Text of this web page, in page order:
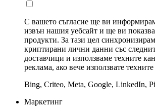
С вашето съгласие ще ви
извън нашия уебсайт и ще ви
продукти. За тази цел
криптирани лични данни със
доставчици и използваме техните
реклама, ако вече използвате
Bing, Criteo, Meta, Google, LinkedIn,
Маркетинг